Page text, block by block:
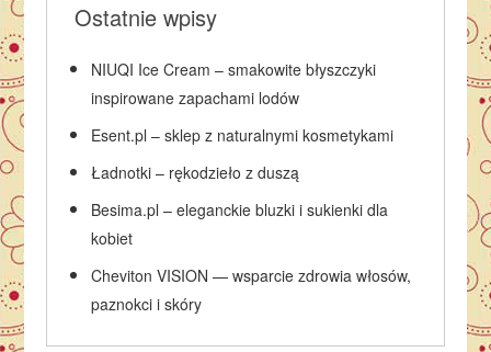
Ostatnie wpisy
NIUQI Ice Cream – smakowite błyszczyki
inspirowane zapachami lodów
Esent.pl – sklep z naturalnymi kosmetykami
Ładnotki – rękodzieło z duszą
Besima.pl – eleganckie bluzki i sukienki dla
kobiet
Cheviton VISION — wsparcie zdrowia włosów,
paznokci i skóry